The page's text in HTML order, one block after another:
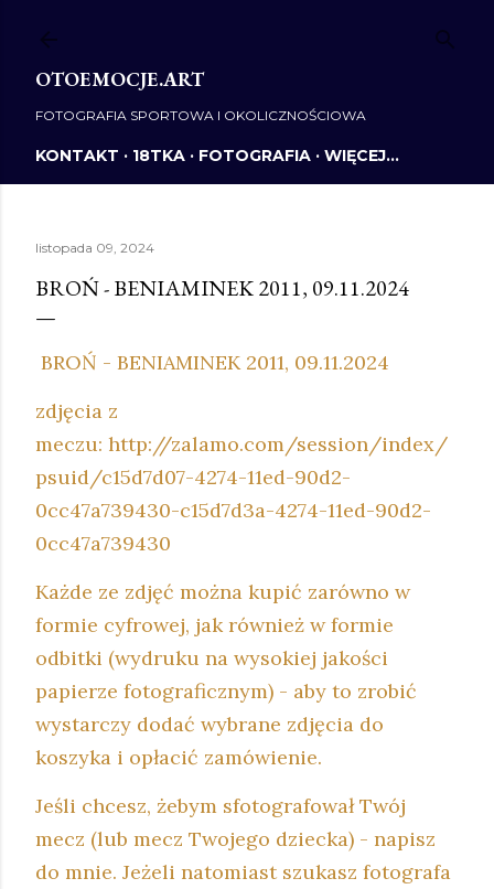
OTOEMOCJE.ART
FOTOGRAFIA SPORTOWA I OKOLICZNOŚCIOWA
KONTAKT 18TKA FOTOGRAFIA WIĘCEJ…
listopada 09, 2024
BROŃ - BENIAMINEK 2011, 09.11.2024
BROŃ - BENIAMINEK 2011, 09.11.2024
zdjęcia z
meczu: http://zalamo.com/session/index/
psuid/c15d7d07-4274-11ed-90d2-
0cc47a739430-c15d7d3a-4274-11ed-90d2-
0cc47a739430
Każde ze zdjęć można kupić zarówno w
formie cyfrowej, jak również w formie
odbitki (wydruku na wysokiej jakości
papierze fotograficznym) - aby to zrobić
wystarczy dodać wybrane zdjęcia do
koszyka i opłacić zamówienie.
Jeśli chcesz, żebym sfotografował Twój
mecz (lub mecz Twojego dziecka) - napisz
do mnie. Jeżeli natomiast szukasz fotografa